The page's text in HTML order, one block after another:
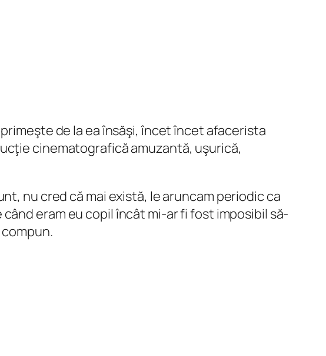
de la ea însăşi, încet încet afacerista
cinematografică amuzantă, uşurică,
nu cred că mai există, le aruncam periodic ca
eram eu copil încât mi-ar fi fost imposibil să-